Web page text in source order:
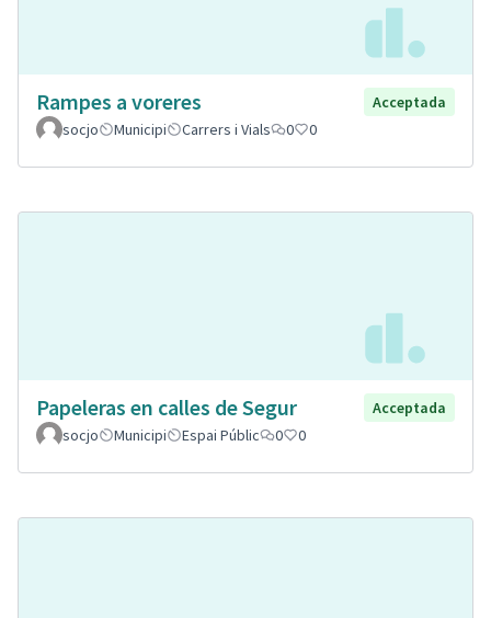
Rampes a voreres
Acceptada
socjo
Municipi Carrers i Vials 0 0
Papeleras en calles de Segur
Acceptada
socjo
Municipi Espai Públic 0 0